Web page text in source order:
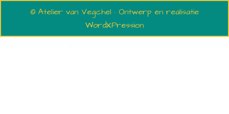
© Atelier van Vegchel · Ontwerp en realisatie
WordXPression